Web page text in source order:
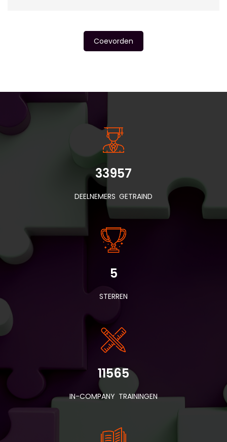
Coevorden
INSIDE INFORMATIE
33957
DEELNEMERS GETRAIND
5
STERREN
11565
IN-COMPANY TRAININGEN